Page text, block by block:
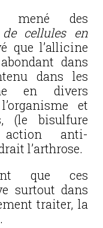
mené des
cellules en
que l’allicine
dans
dans les
en divers
et
(le bisulfure
anti-
l’arthrose.
que ces
surtout dans
traiter, la